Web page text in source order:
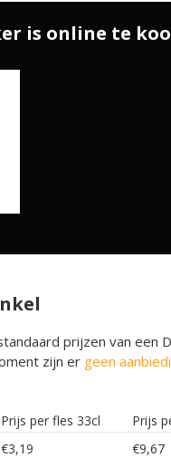
is online te
prijzen van een
zijn er geen
Prijs per fles 33cl
Prijs
€3,19 €9,67